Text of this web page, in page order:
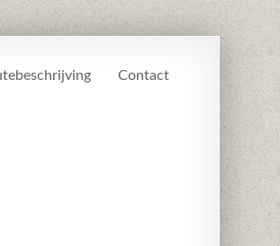
Contact